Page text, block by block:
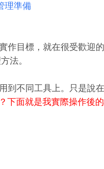
理準備
作目標，就在很受歡迎的
法。
到不同工具上。只是說在
面就是我實際操作後的